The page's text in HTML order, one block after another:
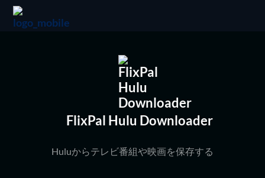
FlixPal Hulu Downloader
Huluからテレビ番組や映画を保存する